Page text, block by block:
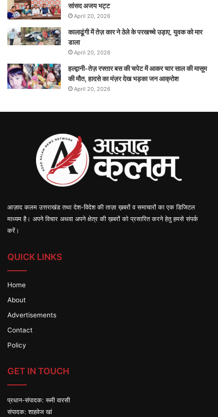
सांसद अजय भट्ट
April 20, 2026
कालाढूंगी में तेज़ कार ने ठेले के परखच्चे उड़ाए, युवक को मार
डाला
April 20, 2026
हल्द्वानी-तेज़ रफ्तार बस की चपेट में आकर चार साल की मासूम
की मौत, हादसे का मंज़र देख भड़का जन आक्रोश
April 20, 2026
आज़ाद कलम उत्तराखंड तथा देश-विदेश की ताज़ा ख़बरों व समाचारों का एक डिजिटल
माध्यम है। अपने विचार अथवा अपने क्षेत्र की ख़बरों को प्रसारित करने हेतु हमसे संपर्क
करें।
QUICK LINKS
Home
About
Advertisements
Contact
Policy
GET IN TOUCH
प्रधान-संपादक: रूमी वारसी
संपादक: शाहवेज खां